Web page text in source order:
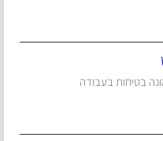
בטיחות בעבודה